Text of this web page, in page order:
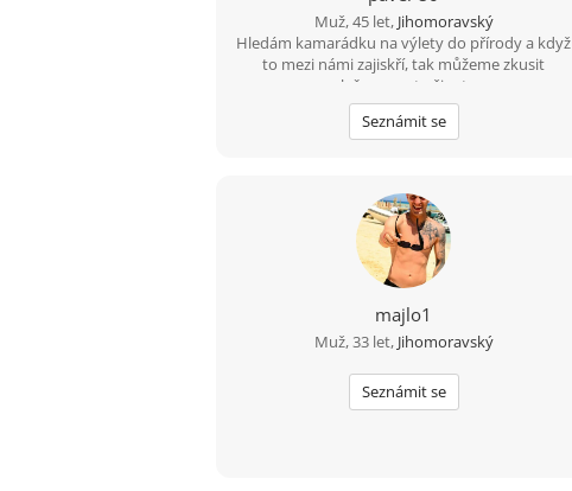
Muž, 45 let, Jihomoravský
Hledám kamarádku na výlety do přírody a když
to mezi námi zajiskří, tak můžeme zkusit
společnou cestu životem.
Seznámit se
majlo1
Muž, 33 let, Jihomoravský
Seznámit se